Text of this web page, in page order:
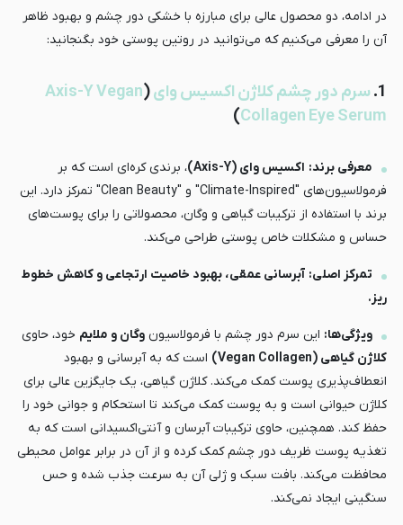
در ادامه، دو محصول عالی برای مبارزه با خشکی دور چشم و بهبود ظاهر
آن را معرفی می‌کنیم که می‌توانید در روتین پوستی خود بگنجانید:
1. سرم دور چشم کلاژن اکسیس وای(
Axis-Y Vegan
Collagen Eye Serum
)
معرفی برند: اکسیس وای (Axis-Y)
، برندی کره‌ای است که بر
فرمولاسیون‌های "Climate-Inspired" و "Clean Beauty" تمرکز دارد. این
برند با استفاده از ترکیبات گیاهی و وگان، محصولاتی را برای پوست‌های
حساس و مشکلات خاص پوستی طراحی می‌کند.
تمرکز اصلی: آبرسانی عمقی، بهبود خاصیت ارتجاعی و کاهش خطوط
ریز.
ویژگی‌ها: این سرم دور چشم با فرمولاسیون وگان و ملایم خود، حاوی
کلاژن گیاهی (Vegan Collagen)
است که به آبرسانی و بهبود
انعطاف‌پذیری پوست کمک می‌کند. کلاژن گیاهی، یک جایگزین عالی برای
کلاژن حیوانی است و به پوست کمک می‌کند تا استحکام و جوانی خود را
حفظ کند. همچنین، حاوی ترکیبات آبرسان و آنتی‌اکسیدانی است که به
تغذیه پوست ظریف دور چشم کمک کرده و از آن در برابر عوامل محیطی
محافظت می‌کند. بافت سبک و ژلی آن به سرعت جذب شده و حس
سنگینی ایجاد نمی‌کند.